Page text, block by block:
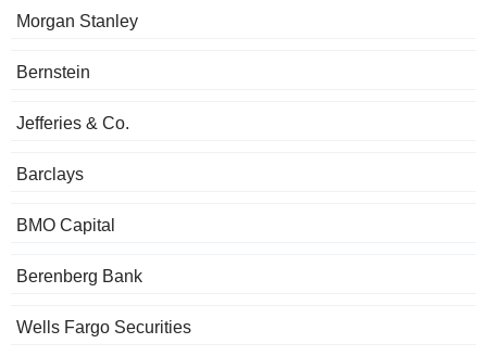
Morgan Stanley
Bernstein
Jefferies & Co.
Barclays
BMO Capital
Berenberg Bank
Wells Fargo Securities